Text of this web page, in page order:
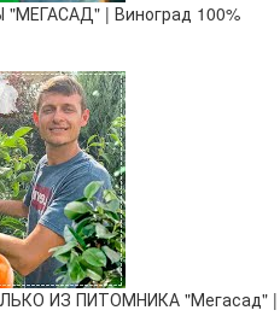
| Виноград 100%
ИЗ ПИТОМНИКА "Мегасад" |